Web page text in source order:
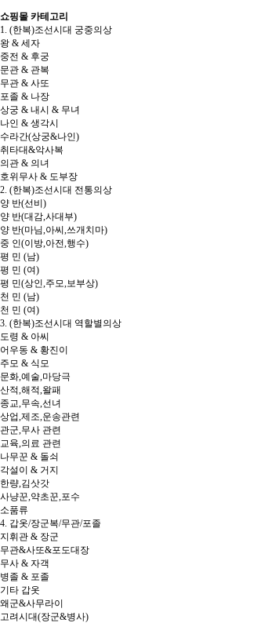
쇼핑몰 카테고리
1. (한복)조선시대 궁중의상
왕 & 세자
중전 & 후궁
문관 & 관복
무관 & 사또
포졸 & 나장
상궁 & 내시 & 무녀
나인 & 생각시
수라간(상궁&나인)
취타대&악사복
의관 & 의녀
호위무사 & 도부장
2. (한복)조선시대 전통의상
양 반(선비)
양 반(대감,사대부)
양 반(마님,아씨,쓰개치마)
중 인(이방,아전,행수)
평 민 (남)
평 민 (여)
평 민(상인,주모,보부상)
천 민 (남)
천 민 (여)
3. (한복)조선시대 역할별의상
도령 & 아씨
어우동 & 황진이
주모 & 식모
문화,예술,마당극
산적,해적,왈패
종교,무속,선녀
상업,제조,운송관련
관군,무사 관련
교육,의료 관련
나무꾼 & 돌쇠
각설이 & 거지
한량,김삿갓
사냥꾼,약초꾼,포수
소품류
4. 갑옷/장군복/무관/포졸
지휘관 & 장군
무관&사또&포도대장
무사 & 자객
병졸 & 포졸
기타 갑옷
왜군&사무라이
고려시대(장군&병사)